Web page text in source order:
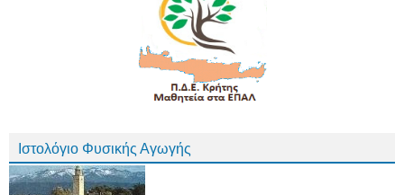
Ιστολόγιο Φυσικής Αγωγής